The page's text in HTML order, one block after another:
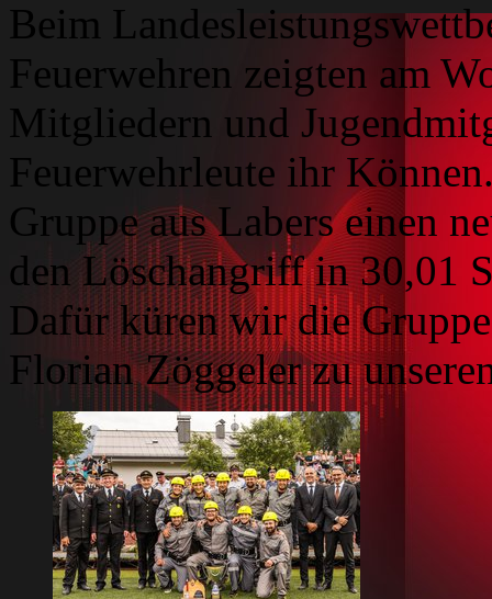
Beim
Feuerwehren zeigten am
Mitgliedern und
Feuerwehrleute ihr
Gruppe aus Labers einen
den Löschangriff in 30,01
Dafür küren wir die
Florian Zöggeler zu